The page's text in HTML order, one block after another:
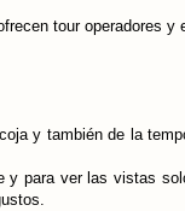
tour operadores y
y también de la
y para ver las vistas